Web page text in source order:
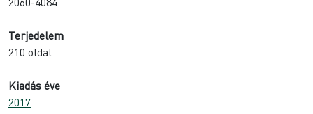
Terjedelem
210 oldal
Kiadás éve
2017